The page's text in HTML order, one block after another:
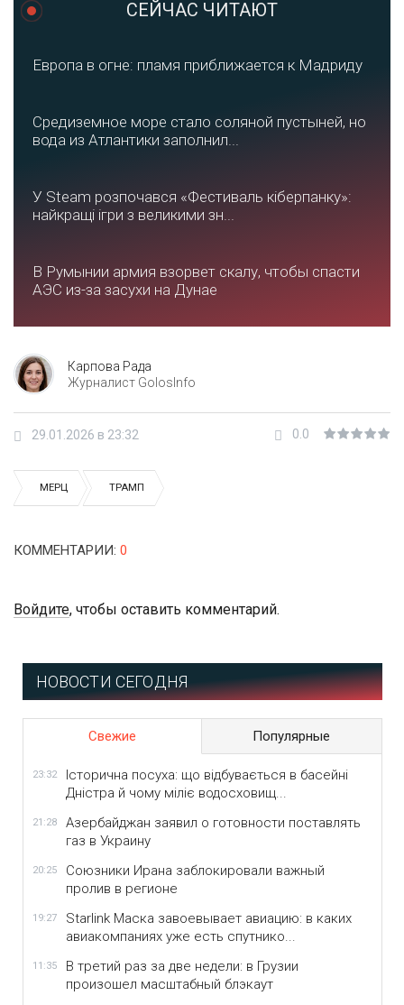
СЕЙЧАС ЧИТАЮТ
Европа в огне: пламя приближается к Мадриду
Средиземное море стало соляной пустыней, но
вода из Атлантики заполнил...
У Steam розпочався «Фестиваль кіберпанку»:
найкращі ігри з великими зн...
В Румынии армия взорвет скалу, чтобы спасти
АЭС из-за засухи на Дунае
Карпова Рада
Журналист GolosInfo
29.01.2026 в 23:32 0.0
МЕРЦ ТРАМП
КОММЕНТАРИИ: 0
Войдите, чтобы оставить комментарий.
НОВОСТИ СЕГОДНЯ
Свежие Популярные
23:32
Історична посуха: що відбувається в басейні
Дністра й чому міліє водосховищ...
21:28
Азербайджан заявил о готовности поставлять
газ в Украину
20:25
Союзники Ирана заблокировали важный
пролив в регионе
19:27
Starlink Маска завоевывает авиацию: в каких
авиакомпаниях уже есть спутнико...
11:35
В третий раз за две недели: в Грузии
произошел масштабный блэкаут